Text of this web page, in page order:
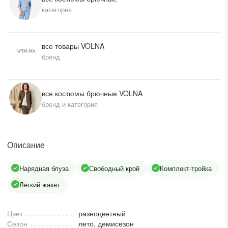
в WhatsApp
в Viber
в Max
- 19:00
- 15:00
категория
все товары VOLNA
бренд
все костюмы брючные VOLNA
бренд и категория
Описание
Нарядная блуза Свободный крой
Комплект-тройка
Лёгкий жакет
Цвет
разноцветный
Сезон
лето, демисезон